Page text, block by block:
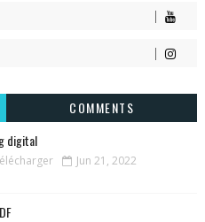
COMMENTS
digital
Jun 21, 2022